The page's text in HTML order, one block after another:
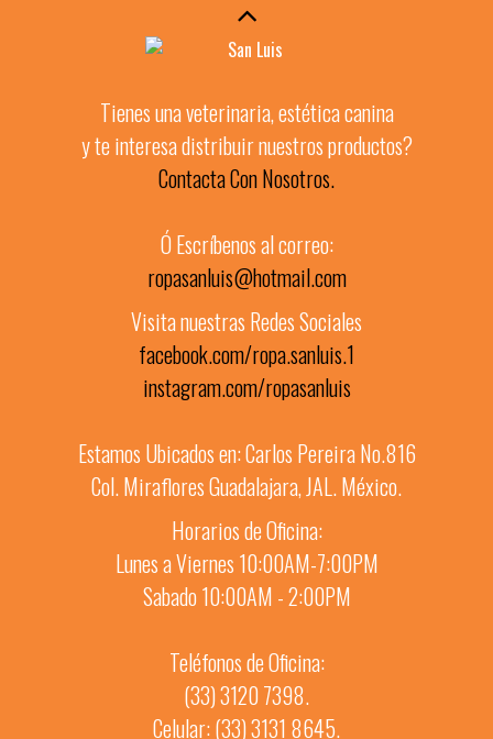
Tienes una veterinaria, estética canina
y te interesa distribuir nuestros productos?
Contacta Con Nosotros.
Ó Escríbenos al correo:
ropasanluis@hotmail.com
Visita nuestras Redes Sociales
facebook.com/ropa.sanluis.1
instagram.com/ropasanluis
Estamos Ubicados en: Carlos Pereira No.816
Col. Miraflores Guadalajara, JAL. México.
Horarios de Oficina:
Lunes a Viernes 10:00AM-7:00PM
Sabado 10:00AM - 2:00PM
Teléfonos de Oficina:
(33) 3120 7398.
Celular: (33) 3131 8645.